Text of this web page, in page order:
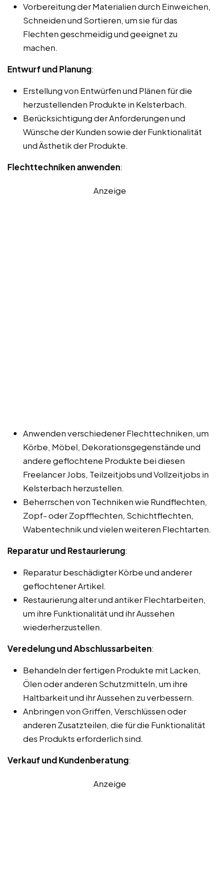
Vorbereitung der Materialien durch Einweichen,
Schneiden und Sortieren, um sie für das
Flechten geschmeidig und geeignet zu
machen.
Entwurf und Planung:
Erstellung von Entwürfen und Plänen für die
herzustellenden Produkte in Kelsterbach.
Berücksichtigung der Anforderungen und
Wünsche der Kunden sowie der Funktionalität
und Ästhetik der Produkte.
Flechttechniken anwenden:
Anzeige
Anwenden verschiedener Flechttechniken, um
Körbe, Möbel, Dekorationsgegenstände und
andere geflochtene Produkte bei diesen
Freelancer Jobs, Teilzeitjobs und Vollzeitjobs in
Kelsterbach herzustellen.
Beherrschen von Techniken wie Rundflechten,
Zopf- oder Zopfflechten, Schichtflechten,
Wabentechnik und vielen weiteren Flechtarten.
Reparatur und Restaurierung:
Reparatur beschädigter Körbe und anderer
geflochtener Artikel.
Restaurierung alter und antiker Flechtarbeiten,
um ihre Funktionalität und ihr Aussehen
wiederherzustellen.
Veredelung und Abschlussarbeiten:
Behandeln der fertigen Produkte mit Lacken,
Ölen oder anderen Schutzmitteln, um ihre
Haltbarkeit und ihr Aussehen zu verbessern.
Anbringen von Griffen, Verschlüssen oder
anderen Zusatzteilen, die für die Funktionalität
des Produkts erforderlich sind.
Verkauf und Kundenberatung:
Anzeige